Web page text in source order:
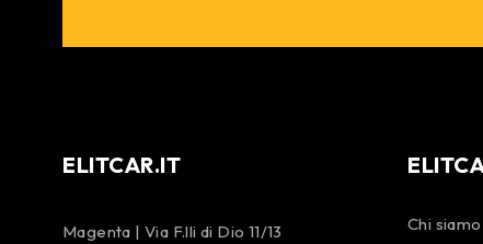
ELITCAR.IT
Magenta | Via F.lli di Dio 11/13 Chi siamo